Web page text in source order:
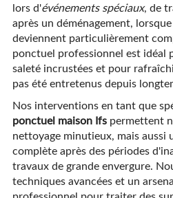
lors d'événements spéciaux, de
après un déménagement,
deviennent particulièrement
ponctuel professionnel est idéal
saleté incrustées et pour
pas été entretenus depuis
Nos interventions en tant que
ponctuel maison Ifspermettent
nettoyage minutieux, mais aussi
complète après des périodes
travaux de grande envergure.
techniques avancées et un